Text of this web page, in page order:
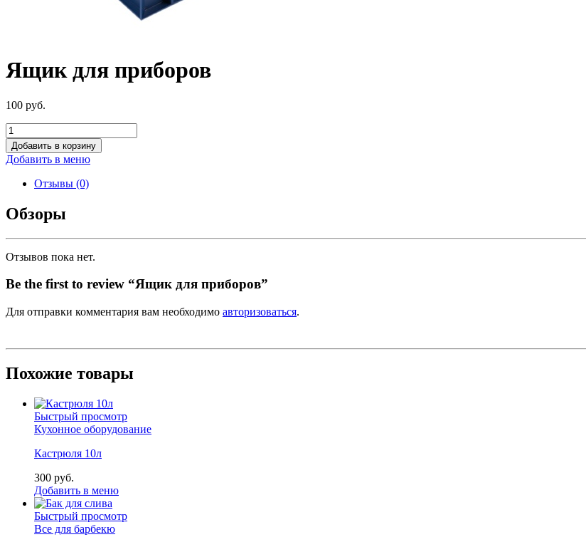
Ящик для приборов
100 руб.
Добавить в корзину
Добавить в меню
Отзывы (0)
Обзоры
Отзывов пока нет.
Be the first to review “Ящик для приборов”
Для отправки комментария вам необходимо авторизоваться.
Похожие товары
Быстрый просмотр
Кухонное оборудование
Кастрюля 10л
300 руб.
Добавить в меню
Быстрый просмотр
Все для барбекю